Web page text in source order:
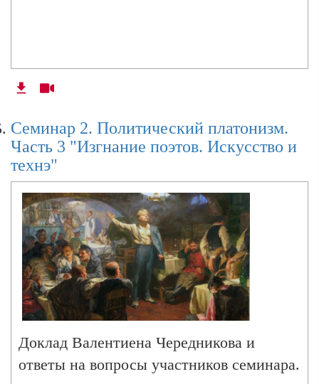
Семинар 2. Политический платонизм.
Часть 3 "Изгнание поэтов. Искусство и
технэ"
Доклад Валентиена Чередникова и
ответы на вопросы участников семинара.